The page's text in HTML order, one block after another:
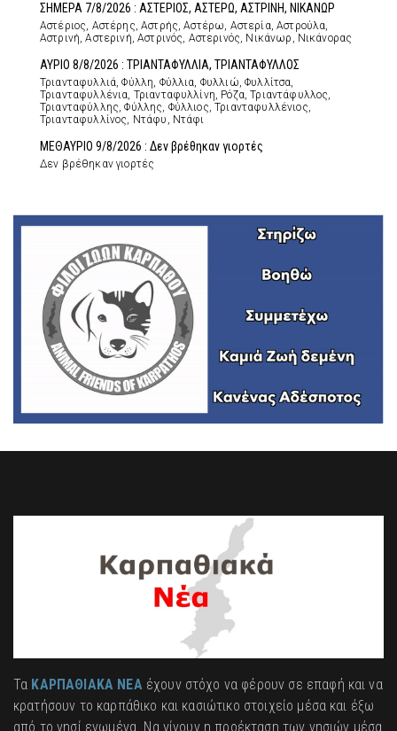
ΣΗΜΕΡΑ 7/8/2026 : ΑΣΤΕΡΙΟΣ, ΑΣΤΕΡΩ, ΑΣΤΡΙΝΗ, ΝΙΚΑΝΩΡ
Αστέριος, Αστέρης, Αστρής, Αστέρω, Αστερία, Αστρούλα,
Αστρινή, Αστερινή, Αστρινός, Αστερινός, Νικάνωρ, Νικάνορας
ΑΥΡΙΟ 8/8/2026 : ΤΡΙΑΝΤΑΦΥΛΛΙΑ, ΤΡΙΑΝΤΑΦΥΛΛΟΣ
Τριανταφυλλιά, Φύλλη, Φύλλια, Φυλλιώ, Φυλλίτσα,
Τριανταφυλλένια, Τριανταφυλλίνη, Ρόζα, Τριαντάφυλλος,
Τριανταφύλλης, Φύλλης, Φύλλιος, Τριανταφυλλένιος,
Τριανταφυλλίνος, Ντάφυ, Ντάφι
ΜΕΘΑΥΡΙΟ 9/8/2026 : Δεν βρέθηκαν γιορτές
Δεν βρέθηκαν γιορτές
Τα ΚΑΡΠΑΘΙΑΚΑ ΝΕΑέχουν στόχο να φέρουν σε επαφή και να
κρατήσουν το καρπάθικο και κασιώτικο στοιχείο μέσα και έξω
από το νησί ενωμένα. Να γίνουν η προέκταση των νησιών μέσα